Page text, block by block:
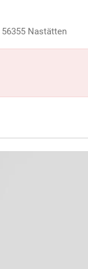
56355 Nastätten